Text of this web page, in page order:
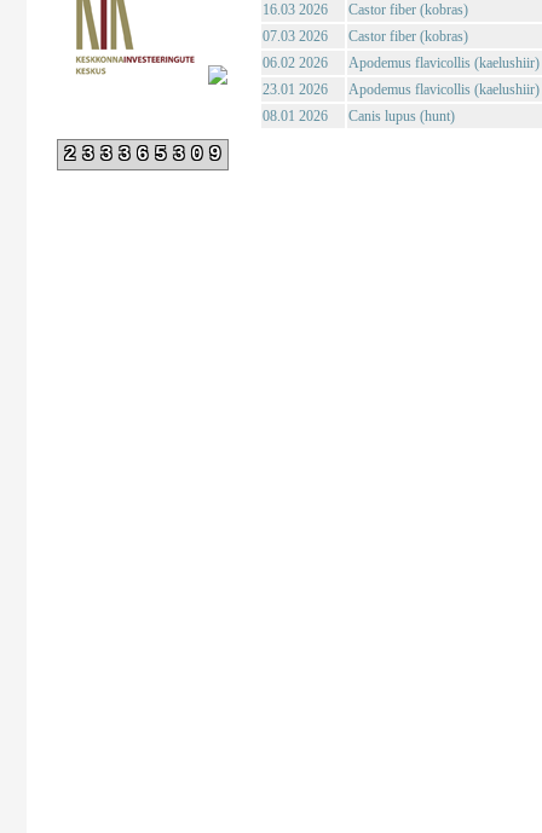
233365309
16.03 2026
Castor fiber (kobras)
07.03 2026
Castor fiber (kobras)
06.02 2026
Apodemus flavicollis (kaelushiir)
23.01 2026
Apodemus flavicollis (kaelushiir)
08.01 2026
Canis lupus (hunt)